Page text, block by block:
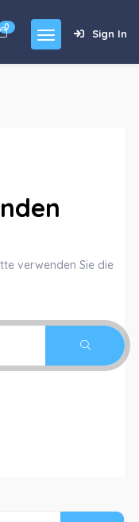
Sign In
0
verwenden Sie die